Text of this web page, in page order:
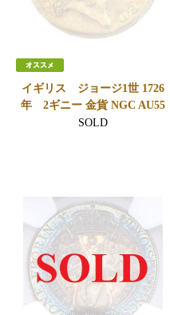
イギリス ジョージ1世 1726
年 2ギニー 金貨 NGC AU55
SOLD